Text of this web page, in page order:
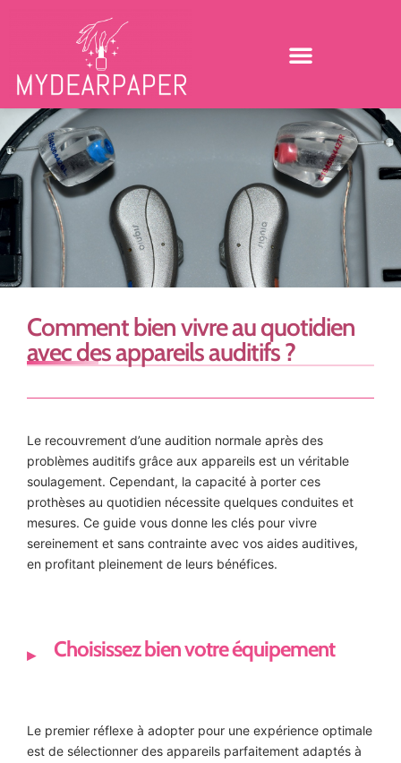
Comment bien vivre au quotidien
avec des appareils auditifs ?
Le recouvrement d’une audition normale après des
problèmes auditifs grâce aux appareils est un véritable
soulagement. Cependant, la capacité à porter ces
prothèses au quotidien nécessite quelques conduites et
mesures. Ce guide vous donne les clés pour vivre
sereinement et sans contrainte avec vos aides auditives,
en profitant pleinement de leurs bénéfices.
Choisissez bien votre équipement
Le premier réflexe à adopter pour une expérience optimale
est de sélectionner des appareils parfaitement adaptés à